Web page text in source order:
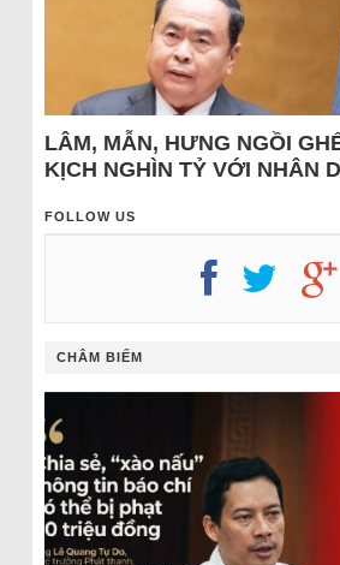
LÂM, MẪN, HƯNG NGỒI
KỊCH NGHÌN TỶ VỚI NHÂN
FOLLOW US
CHÂM BIẾM